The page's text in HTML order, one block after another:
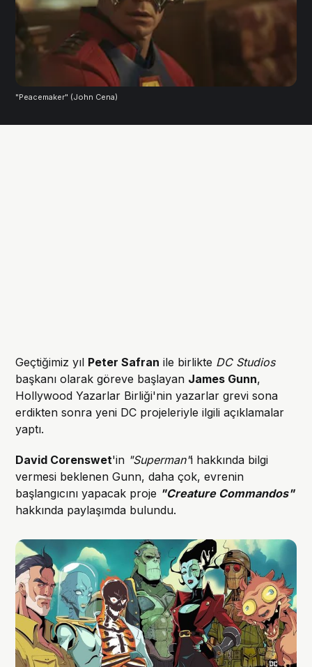
"Peacemaker" (John Cena)
Geçtiğimiz yıl Peter Safran ile birlikte DC Studios
başkanı olarak göreve başlayan James Gunn,
Hollywood Yazarlar Birliği'nin yazarlar grevi sona
erdikten sonra yeni DC projeleriyle ilgili açıklamalar
yaptı.
David Corenswet'in "Superman"i hakkında bilgi
vermesi beklenen Gunn, daha çok, evrenin
başlangıcını yapacak proje "Creature Commandos"
hakkında paylaşımda bulundu.